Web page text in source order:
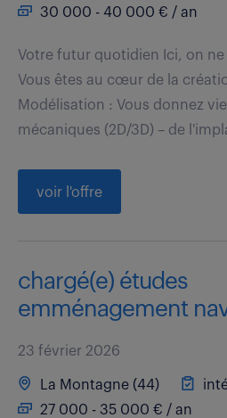
30 000 - 40 000 € / an
Votre futur quotidien Ici, on
Vous êtes au cœur de la
Modélisation : Vous donnez
mécaniques (2D/3D) – de
voir l'offre
chargé(e) études
emménagement
23 février 2026
La Montagne (44)
27 000 - 35 000 € / an